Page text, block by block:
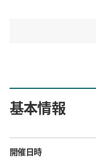
基本情報
開催日時